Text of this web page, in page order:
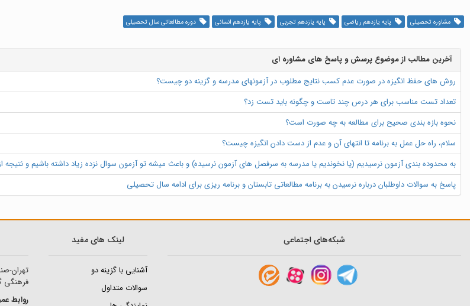
مشاوره تحصیلی پایه یازدهم ریاضی پایه یازدهم تجربی پایه یازدهم انسانی دوره مطالعاتی سال تحصیلی
آخرین مطالب از موضوع پرسش و پاسخ های مشاوره ای
روش های حفظ انگیزه در صورت عدم کسب نتایج مطلوب در آزمونهای مدرسه و گزینه دو چیست؟
تعداد تست مناسب برای هر درس چند تاست و چگونه باید تست زد؟
نحوه بازه بندی صحیح برای مطالعه به چه صورت است؟
سلام، راه حل عمل به برنامه تا انتهای آن و عدم از دست دادن انگیزه چیست؟
به محدوده بندی آزمون نرسیدیم (یا نخوندیم یا مدرسه به سرفصل های آزمون نرسیده) و باعث میشه تو آزمون سوال نزده زیاد داشته باشیم و
پاسخ به سوالات داوطلبان درباره نرسیدن به برنامه مطالعاتی تابستان و برنامه ریزی برای ادامه سال تحصیلی
شبکه‌های اجتماعی لینک های مفید
آشنایی با گزینه دو
سوالات متداول
تهران-
فرهنگی
روابط